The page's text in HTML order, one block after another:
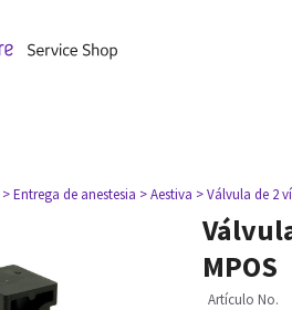
> Entrega de anestesia > Aestiva > Válvula de 2
MPOS
Artículo No.